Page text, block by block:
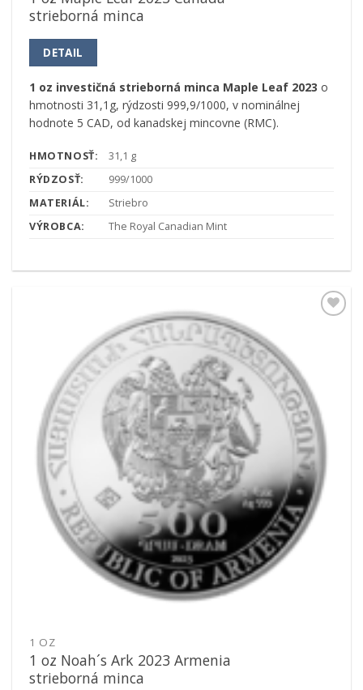
strieborná minca
DETAIL
1 oz investičná strieborná minca Maple Leaf 2023 o
hmotnosti 31,1g, rýdzosti 999,9/1000, v nominálnej
hodnote 5 CAD, od kanadskej mincovne (RMC).
HMOTNOSŤ:
31,1 g
RÝDZOSŤ:
999/1000
MATERIÁL:
Striebro
VÝROBCA:
The Royal Canadian Mint
1 OZ
1 oz Noah´s Ark 2023 Armenia
strieborná minca